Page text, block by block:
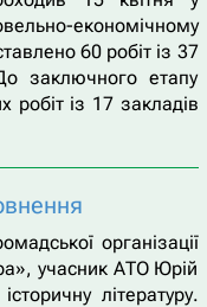
економічному
60 робіт із 37
заключного етапу
робіт із 17 закладів
організації
учасник АТО Юрій
літературу.